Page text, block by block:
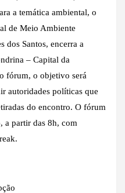
a temática ambiental, o
de Meio Ambiente
dos Santos, encerra a
– Capital da
fórum, o objetivo será
autoridades políticas que
do encontro. O fórum
a partir das 8h, com